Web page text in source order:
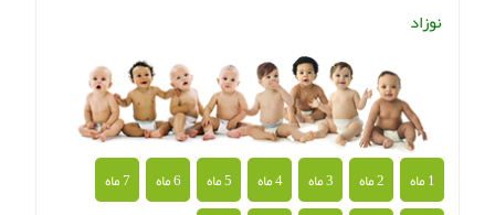
نوزاد
1 ماه 2 ماه 3 ماه 4 ماه 5 ماه 6 ماه
7 ماه